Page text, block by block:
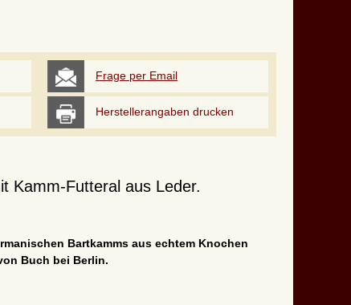
Frage per Email
Herstellerangaben drucken
Kamm-Futteral aus Leder.
Bartkamms aus echtem Knochen
Buch bei Berlin.